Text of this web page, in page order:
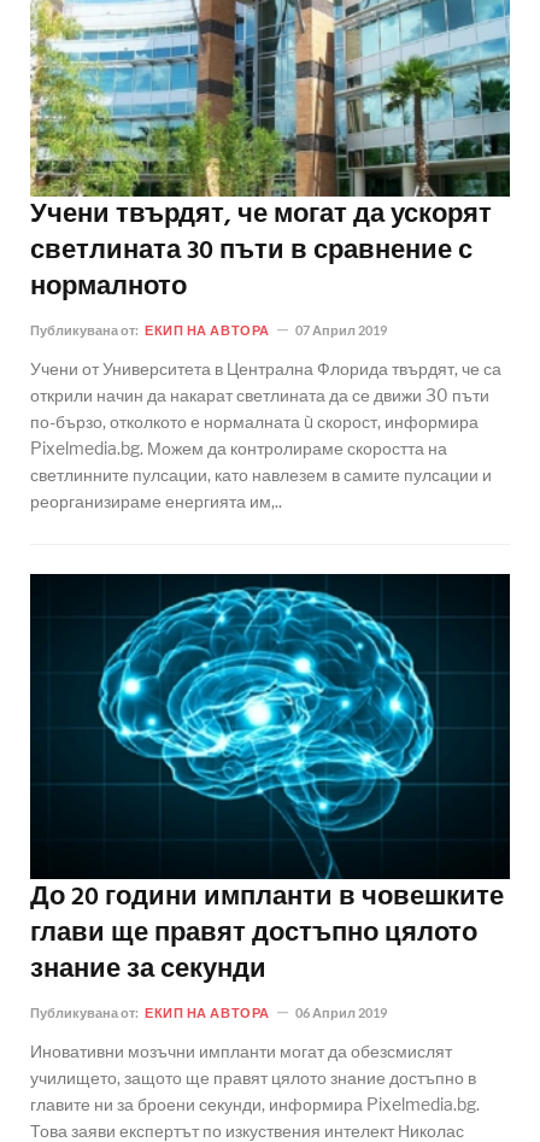
Учени твърдят, че могат да ускорят
светлината 30 пъти в сравнение с
нормалното
Публикувана от: ЕКИП НА АВТОРА 07 Април 2019
Учени от Университета в Централна Флорида твърдят, че са
открили начин да накарат светлината да се движи 30 пъти
по-бързо, отколкото е нормалната ù скорост, информира
Pixelmedia.bg. Можем да контролираме скоростта на
светлинните пулсации, като навлезем в самите пулсации и
реорганизираме енергията им,..
До 20 години импланти в човешките
глави ще правят достъпно цялото
знание за секунди
Публикувана от: ЕКИП НА АВТОРА 06 Април 2019
Иновативни мозъчни импланти могат да обезсмислят
училището, защото ще правят цялото знание достъпно в
главите ни за броени секунди, информира Pixelmedia.bg.
Това заяви експертът по изкуствения интелект Николас